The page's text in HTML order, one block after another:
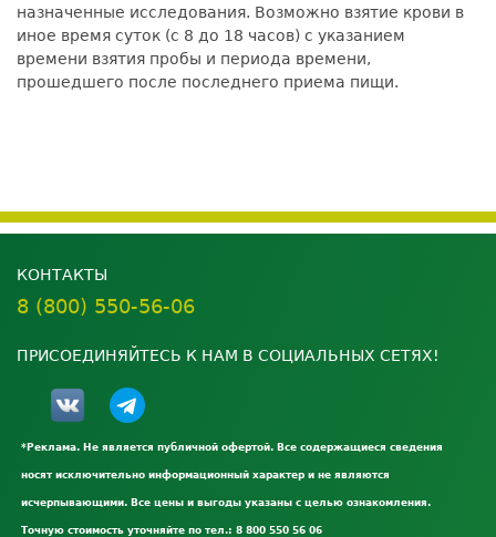
назначенные исследования. Возможно взятие крови в
иное время суток (с 8 до 18 часов) с указанием
времени взятия пробы и периода времени,
прошедшего после последнего приема пищи.
КОНТАКТЫ
8 (800) 550-56-06
ПРИСОЕДИНЯЙТЕСЬ К НАМ В СОЦИАЛЬНЫХ СЕТЯХ!
*Реклама. Не является публичной офертой. Все содержащиеся сведения
носят исключительно информационный характер и не являются
исчерпывающими. Все цены и выгоды указаны с целью ознакомления.
Точную стоимость уточняйте по тел.: 8 800 550 56 06